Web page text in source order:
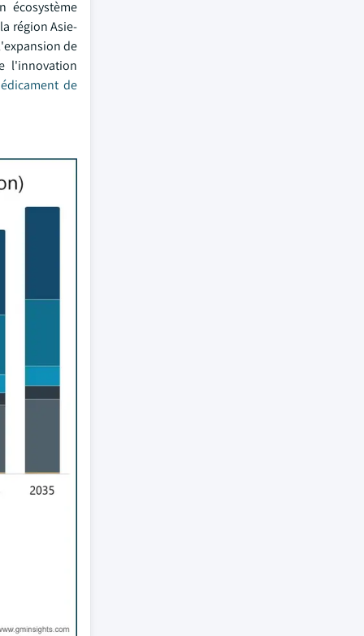
écosystème
région Asie-
de
l'innovation
de